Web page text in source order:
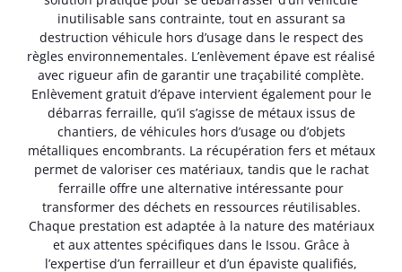
inutilisable sans contrainte, tout en assurant sa
destruction véhicule hors d’usage dans le respect des
règles environnementales. L’enlèvement épave est réalisé
avec rigueur afin de garantir une traçabilité complète.
Enlèvement gratuit d’épave intervient également pour le
débarras ferraille, qu’il s’agisse de métaux issus de
chantiers, de véhicules hors d’usage ou d’objets
métalliques encombrants. La récupération fers et métaux
permet de valoriser ces matériaux, tandis que le rachat
ferraille offre une alternative intéressante pour
transformer des déchets en ressources réutilisables.
Chaque prestation est adaptée à la nature des matériaux
et aux attentes spécifiques dans le Issou. Grâce à
l’expertise d’un ferrailleur et d’un épaviste qualifiés,